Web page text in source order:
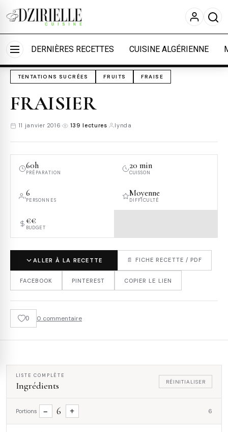
Nous utilisons des cookies pour améliorer votre
expérience et mesurer l'audience.
En savoir plus
Accepter tout
Personnaliser
DERNIÈRES RECETTES CUISINE ALGÉRIENNE
Accueil Cuisine
TENTATIONS SUCRÉES FRUITS FRAISE
FRAISIER
11 janvier 2016 · 139 lectures lynda
60h
PRÉPARATION
20 min
CUISSON
6
PERSONNES
Moyenne
DIFFICULTÉ
€€
BUDGET
ALLER À LA RECETTE 📄 FICHE RECETTE / PDF
FACEBOOK PINTEREST COPIER LE LIEN
0 0 commentaire
LISTE COMPLÈTE
Ingrédients RÉINITIALISER
Portions − 6 + 6